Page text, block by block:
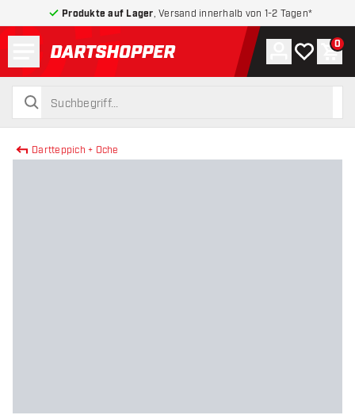
Produkte auf Lager , Versand innerhalb von 1-2 Tagen*
zurück zur Startseite
suchen
suchen
Konto
Meine 0
Dartteppich + Oche